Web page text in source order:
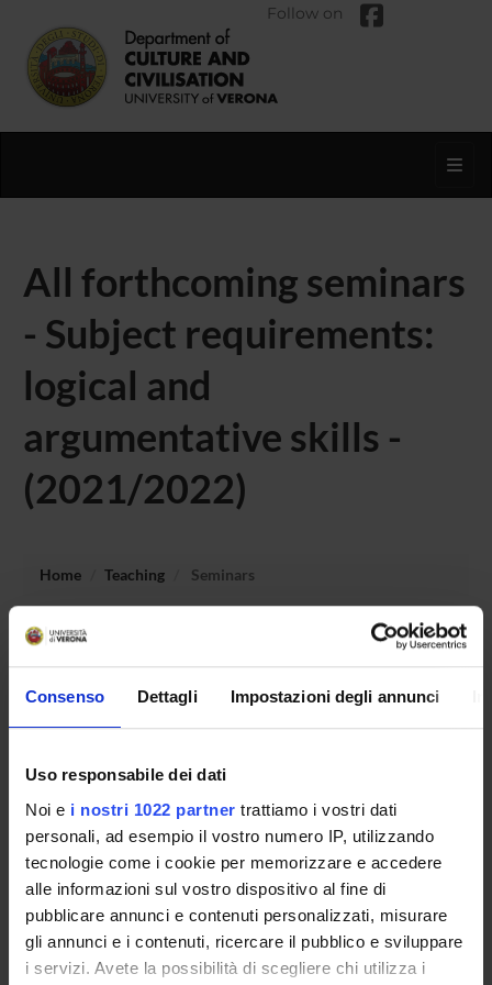
Consenso Dettagli Impostazioni degli annunci
Uso responsabile dei dati
Noi e i nostri 1022 partner trattiamo i vostri dati
personali, ad esempio il vostro numero IP, utilizzando
tecnologie come i cookie per memorizzare e accedere
alle informazioni sul vostro dispositivo al fine di
pubblicare annunci e contenuti personalizzati, misurare
gli annunci e i contenuti, ricercare il pubblico e sviluppare
i servizi. Avete la possibilità di scegliere chi utilizza i
Follow on
All forthcoming seminars
- Subject requirements:
logical and
argumentative skills -
(2021/2022)
Home Teaching Seminars
No recent seminar found relating to teaching Subject
requirements: logical and argumentative skills.
COURSES
PHD PROGRAMMES AND POSTGRADUATE
TRAINING
Contacts
People